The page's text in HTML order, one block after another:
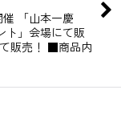
「山本一慶
ト」会場にて販
販売！ ■商品内